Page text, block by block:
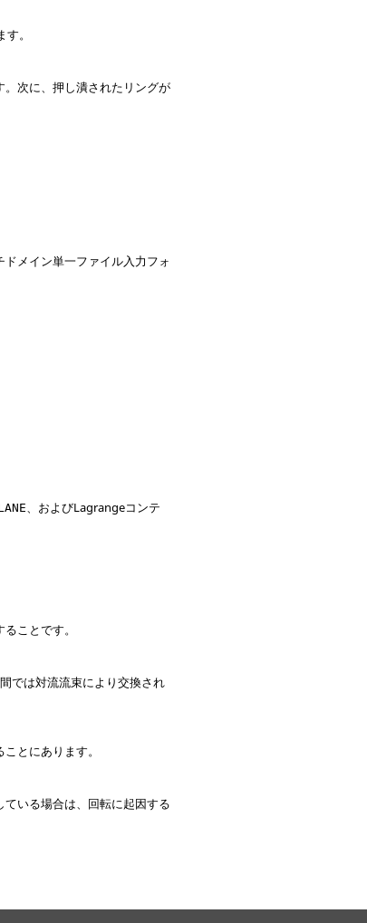
。
次に、押し潰されたリングが
メイン単一ファイル入力フォ
、およびLagrangeコンテ
ことです。
では対流流束により交換され
とにあります。
いる場合は、回転に起因する